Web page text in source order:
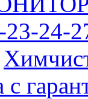
23-24-
с